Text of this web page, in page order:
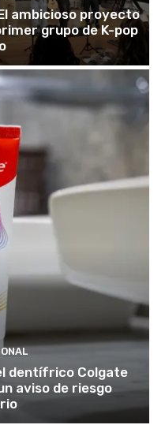
ambicioso proyecto
grupo de K-pop
dentífrico Colgate
aviso de riesgo